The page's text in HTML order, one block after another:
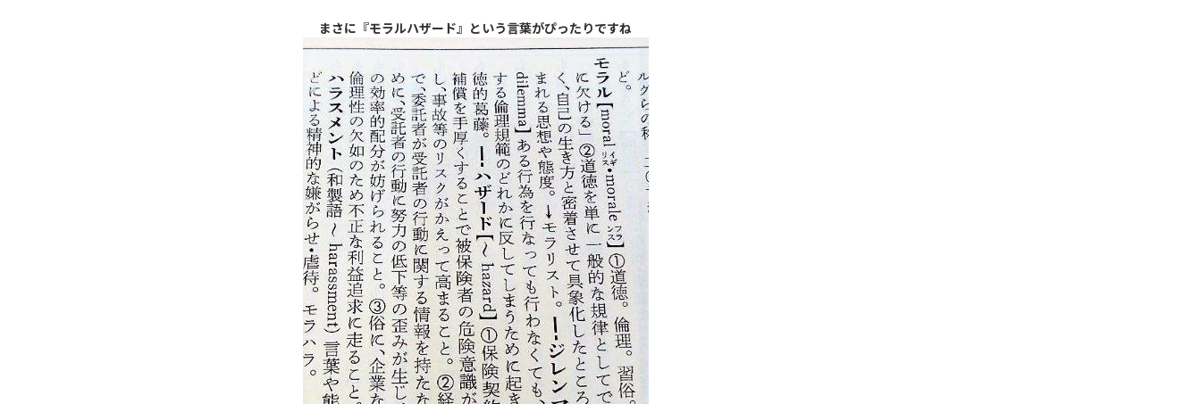
まさに『モラルハザード』という言葉がぴったりですね